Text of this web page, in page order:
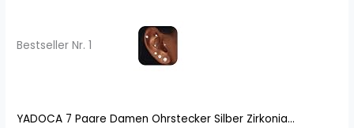
Bestseller Nr. 1
YADOCA 7 Paare Damen Ohrstecker Silber Zirkonia...